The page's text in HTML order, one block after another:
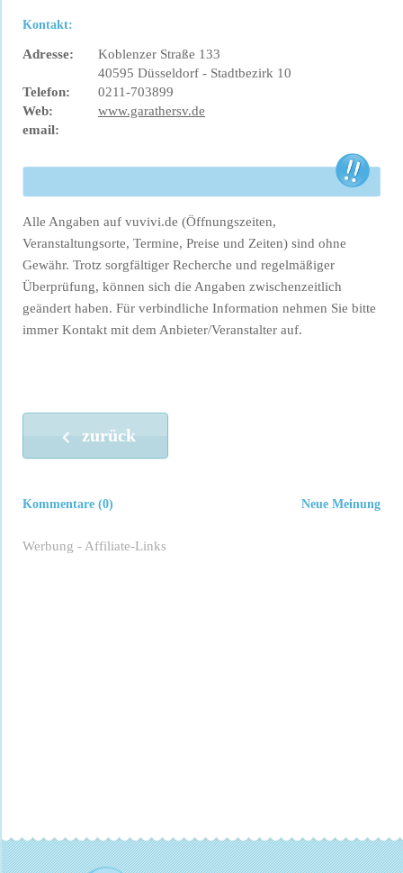
Kontakt:
Adresse:
Koblenzer Straße 133
40595 Düsseldorf - Stadtbezirk 10
Telefon:
0211-703899
Web:
www.garathersv.de
email:
Alle Angaben auf vuvivi.de (Öffnungszeiten,
Veranstaltungsorte, Termine, Preise und Zeiten) sind ohne
Gewähr. Trotz sorgfältiger Recherche und regelmäßiger
Überprüfung, können sich die Angaben zwischenzeitlich
geändert haben. Für verbindliche Information nehmen Sie bitte
immer Kontakt mit dem Anbieter/Veranstalter auf.
zurück
Neue Meinung
Kommentare (0)
Werbung - Affiliate-Links